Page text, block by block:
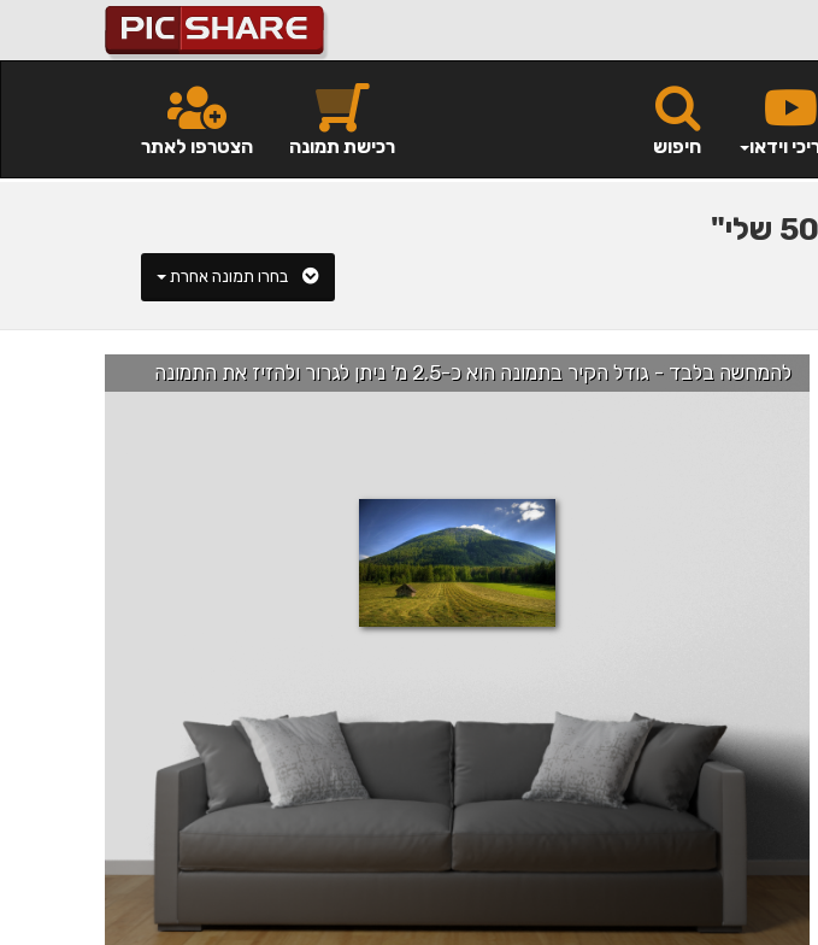
חיפוש וידאו הצטרפו לאתר רכישת תמונה
להמחשה בלבד - גודל הקיר בתמונה הוא כ-2.5 מ' ניתן לגרור ולהזיז את התמונה